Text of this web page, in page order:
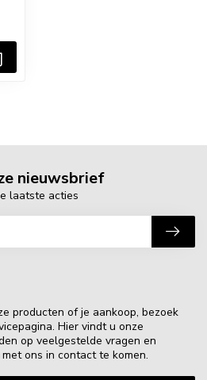
producten of je aankoop, bezoek
Hier vindt u onze
op veelgestelde vragen en
ons in contact te komen.
nieuwsbrief
laatste acties